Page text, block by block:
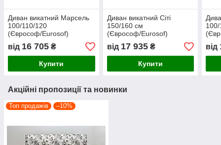
Диван викатний Марсель
100/110/120
(Єврософ/Eurosof)
від 16 705 ₴
Купити
Диван викатний Сіті
150/160 см
(Єврософ/Eurosof)
від 17 935₴
Купити
від
Акційні пропозиції та новинки
Топ продажів –10%